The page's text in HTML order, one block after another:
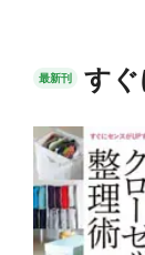
最新刊 す